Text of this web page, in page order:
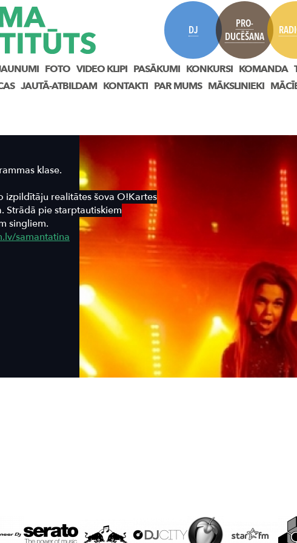
DJ
PRO-
DUCĒŠANA
FOTO VIDEO KLIPI PASĀKUMI KONKURSI KOMANDA
JAUTĀ-ATBILDAM KONTAKTI PAR MUMS MĀKSLINIEKI
klase.
izpildītāju realitātes šova O!Kartes
Strādā pie starptautiskiem
singliem.
samantatina